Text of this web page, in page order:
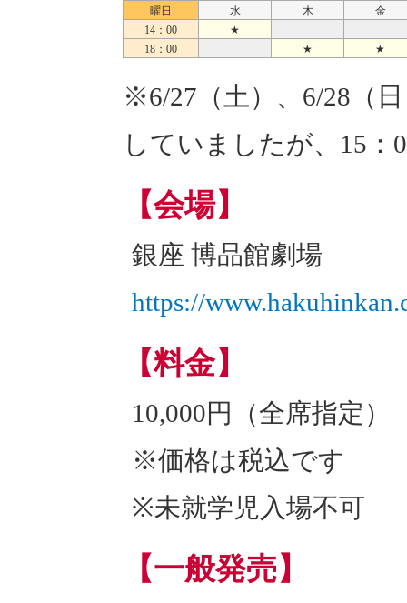
曜日 水 木
金
14：00
★
18：00
★ ★
※6/27（土）、6/28（
していましたが、15
【会場】
銀座 博品館劇場
https://
【料金】
10,000円（全席指定）
※価格は税込です
※未就学児入場不可
【一般発売】